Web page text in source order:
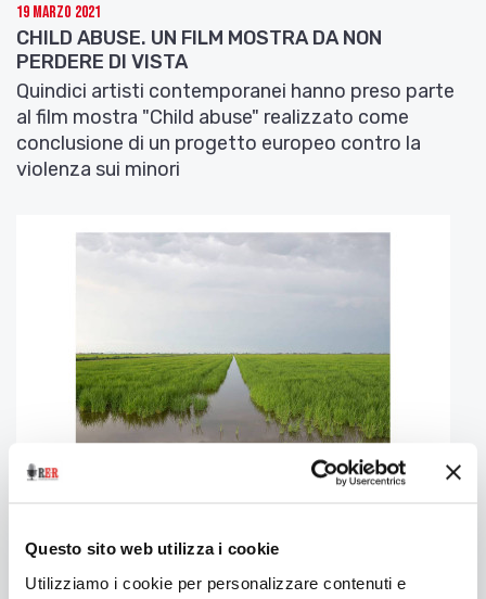
Questo sito web utilizza i cookie
Utilizziamo i cookie per personalizzare contenuti e
19 Marzo 2021
CHILD ABUSE. UN FILM MOSTRA DA NON
PERDERE DI VISTA
Quindici artisti contemporanei hanno preso parte
al film mostra "Child abuse" realizzato come
conclusione di un progetto europeo contro la
violenza sui minori
DA INVERNO A INVERNO. CONVERSAZIONI SUL
LIBRO FOTOGRAFICO DI PAOLA DE PIETRI
In occasione della Giornata nazionale del